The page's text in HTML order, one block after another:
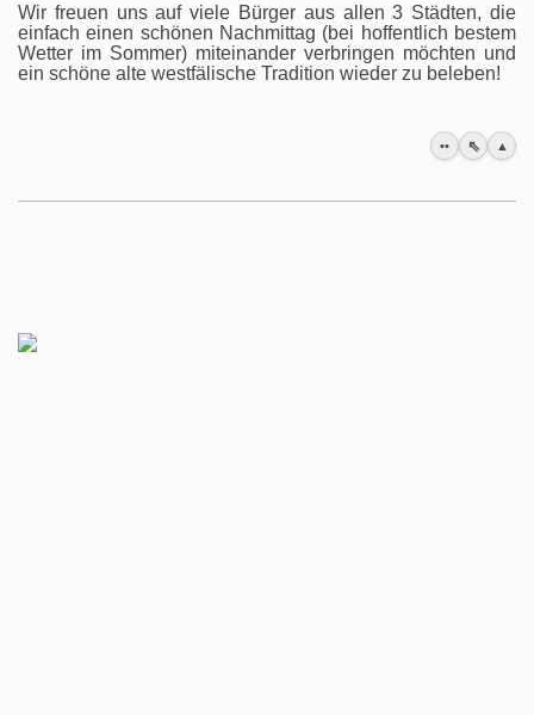
Wir freuen uns auf viele Bürger aus allen 3 Städten, die
einfach einen schönen Nachmittag (bei hoffentlich bestem
Wetter im Sommer) miteinander verbringen möchten und
ein schöne alte westfälische Tradition wieder zu beleben!
•• ⇖ ▲